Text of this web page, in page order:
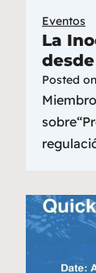
Eventos
La
Posted on